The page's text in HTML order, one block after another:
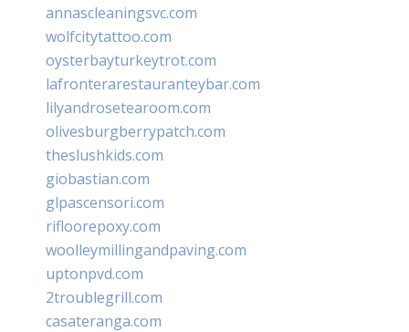
annascleaningsvc.com
wolfcitytattoo.com
oysterbayturkeytrot.com
lafronterarestauranteybar.com
lilyandrosetearoom.com
olivesburgberrypatch.com
theslushkids.com
giobastian.com
glpascensori.com
rifloorepoxy.com
woolleymillingandpaving.com
uptonpvd.com
2troublegrill.com
casateranga.com